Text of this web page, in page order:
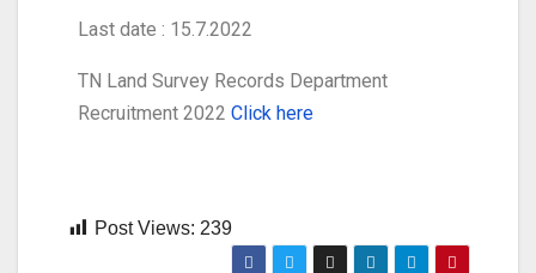
Last date : 15.7.2022
TN Land Survey Records Department
Recruitment 2022 Click here
Post Views: 239